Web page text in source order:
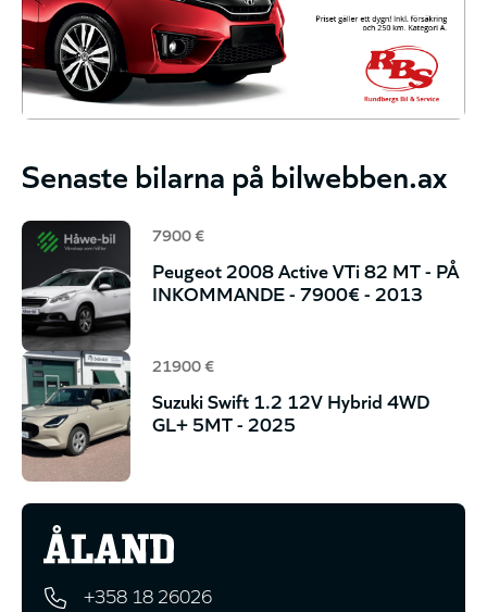
Senaste bilarna på bilwebben.ax
7900 €
Peugeot 2008 Active VTi 82 MT - PÅ
INKOMMANDE - 7900€ - 2013
21900 €
Suzuki Swift 1.2 12V Hybrid 4WD
GL+ 5MT - 2025
+358 18 26026